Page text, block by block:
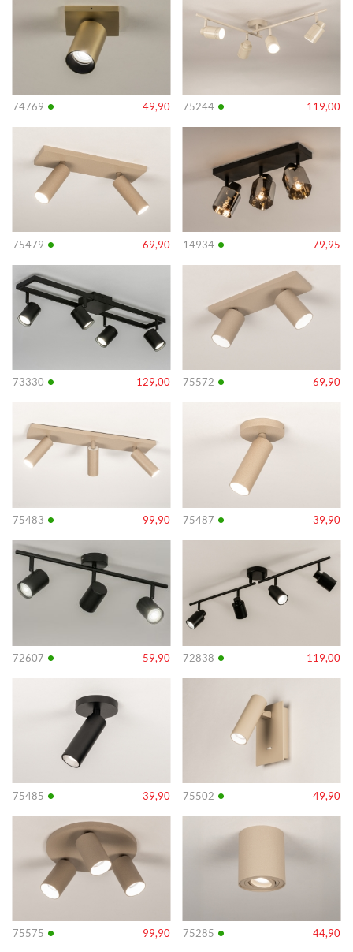
74769 • 49,90 75244 • 119,00
75479 • 69,90
Info
14934 • 79,95
Info
73330 • 129,00
Info
75572 • 69,90
Info
75483 • 99,90 75487 • 39,90
72607 • 59,90
Info
72838 • 119,00
Info
75485 • 39,90 75502 • 49,90
Info
75575 • 99,90
Info
75285 • 44,90
Info